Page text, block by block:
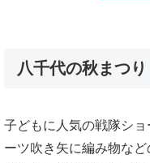
八千代の秋まつり
子どもに人気の戦隊シ
ーツ吹き矢に編み物な